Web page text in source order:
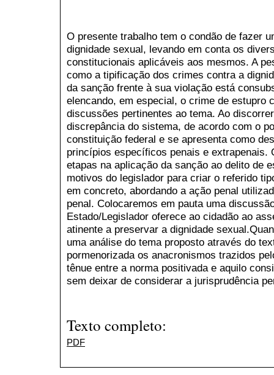
O presente trabalho tem o condão de fazer
dignidade sexual, levando em conta os
constitucionais aplicáveis aos mesmos. A
como a tipificação dos crimes contra a
da sanção frente à sua violação está
elencando, em especial, o crime de estupro
discussões pertinentes ao tema. Ao
discrepância do sistema, de acordo com o
constituição federal e se apresenta como
princípios específicos penais e extrapenais.
etapas na aplicação da sanção ao delito de
motivos do legislador para criar o referido
em concreto, abordando a ação penal
penal. Colocaremos em pauta uma
Estado/Legislador oferece ao cidadão ao
atinente a preservar a dignidade
uma análise do tema proposto através do
pormenorizada os anacronismos trazidos
tênue entre a norma positivada e aquilo
sem deixar de considerar a jurisprudência
Texto completo:
PDF